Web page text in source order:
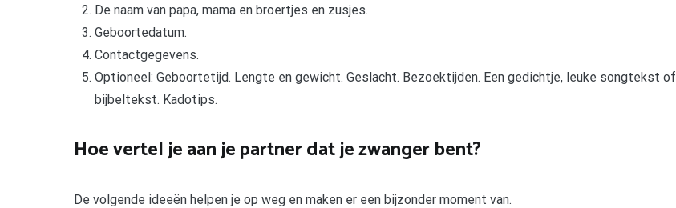
De naam van papa, mama en broertjes en zusjes.
Geboortedatum.
Contactgegevens.
Optioneel: Geboortetijd. Lengte en gewicht. Geslacht. Bezoektijden. Een gedichtje, leuke songtekst of
bijbeltekst. Kadotips.
Hoe vertel je aan je partner dat je zwanger bent?
De volgende ideeën helpen je op weg en maken er een bijzonder moment van.